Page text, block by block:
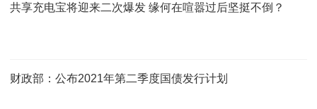
共享充电宝将迎来二次爆发 缘何在喧嚣过后坚挺不倒？
财政部：公布2021年第二季度国债发行计划